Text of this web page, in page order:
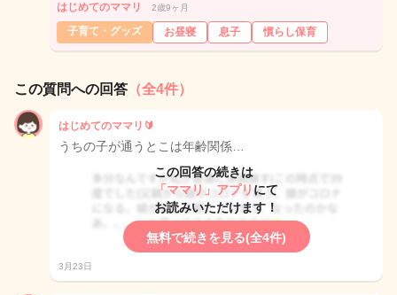
はじめてのママリ 2歳9ヶ月
子育て・グッズ お昼寝 息子 慣らし保育
この質問への回答 （全4件）
はじめてのママリ🔰
うちの子が通うとこは年齢関係…
この回答の続きは
「ママリ」アプリ にて
お読みいただけます！
無料で続きを見る(全4件)
3月23日